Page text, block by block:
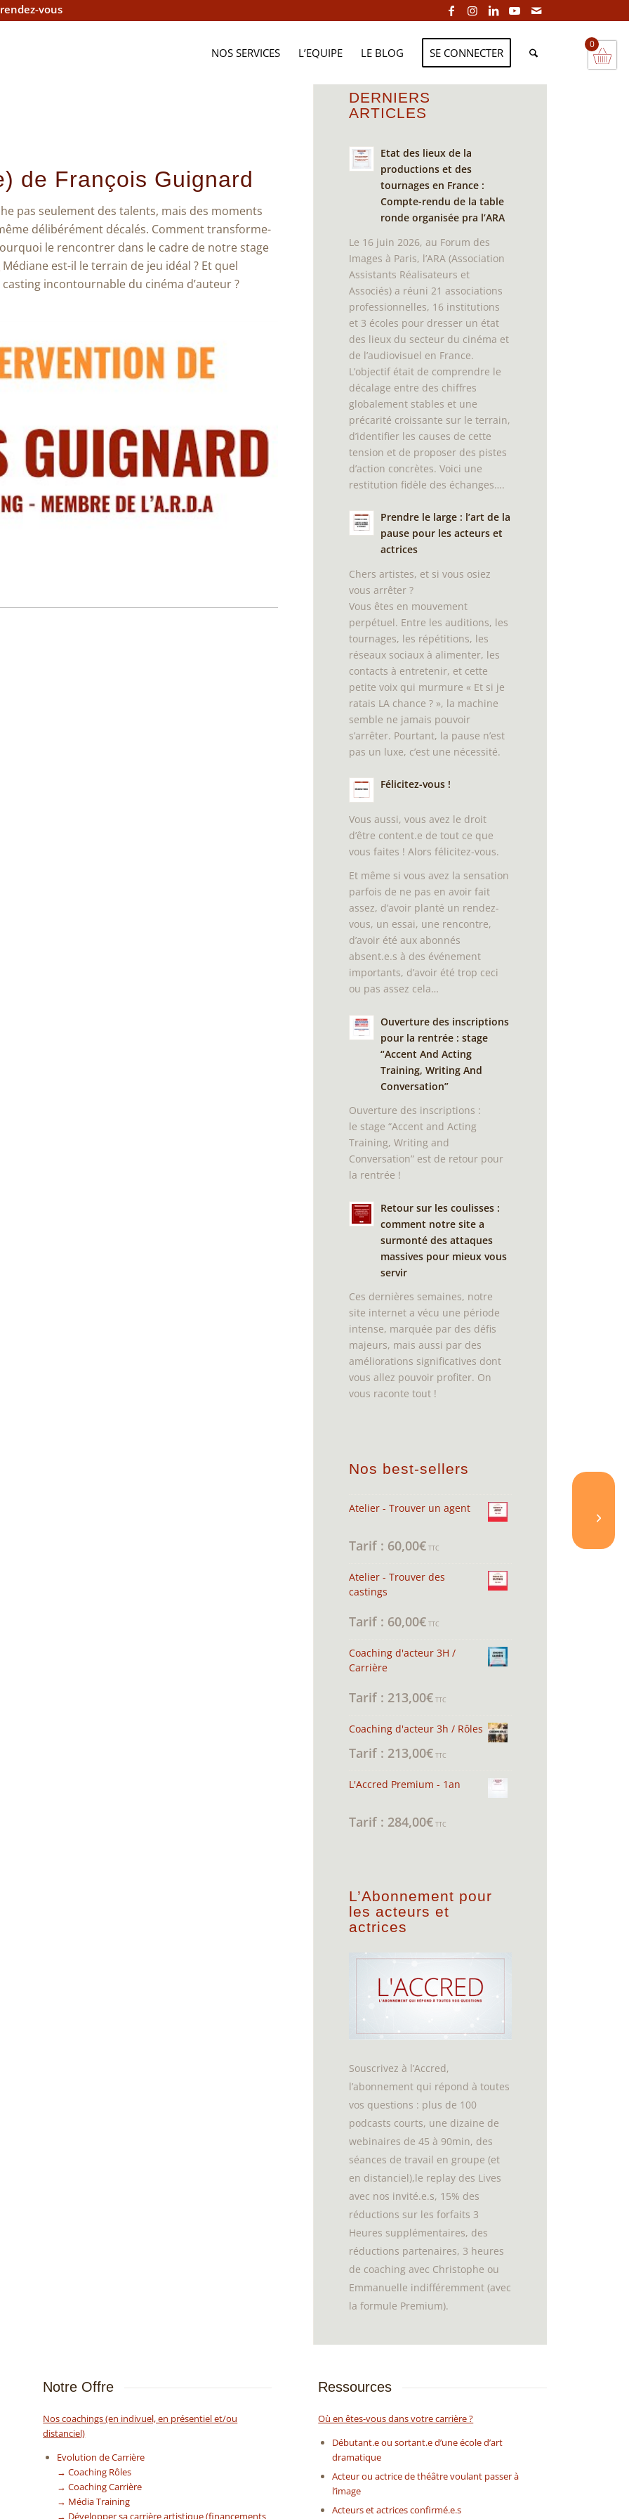
vous
NOS SERVICES L’EQUIPE LE BLOG SE CONNECTER
de François Guignard
pas seulement des talents, mais des moments
délibérément décalés. Comment transforme-
le rencontrer dans le cadre de notre stage
Médiane est-il le terrain de jeu idéal ? Et quel
incontournable du cinéma d’auteur ?
DERNIERS
ARTICLES
Etat des lieux de la
productions et des
tournages en France :
Compte-rendu de la table
ronde organisée pra l’ARA
Le 16 juin 2026, au Forum des
Images à Paris, l’ARA (Association
Assistants Réalisateurs et
Associés) a réuni 21 associations
professionnelles, 16 institutions
et 3 écoles pour dresser un état
des lieux du secteur du cinéma et
de l’audiovisuel en France.
L’objectif était de comprendre le
décalage entre des chiffres
globalement stables et une
précarité croissante sur le terrain,
d’identifier les causes de cette
tension et de proposer des pistes
d’action concrètes. Voici une
restitution fidèle des échanges….
Prendre le large : l’art de la
pause pour les acteurs et
actrices
Chers artistes, et si vous osiez
vous arrêter ?
Vous êtes en mouvement
perpétuel. Entre les auditions, les
tournages, les répétitions, les
réseaux sociaux à alimenter, les
contacts à entretenir, et cette
petite voix qui murmure « Et si je
ratais LA chance ? », la machine
semble ne jamais pouvoir
s’arrêter. Pourtant, la pause n’est
pas un luxe, c’est une nécessité.
Félicitez-vous !
Vous aussi, vous avez le droit
d’être content.e de tout ce que
vous faites ! Alors félicitez-vous.
Et même si vous avez la sensation
parfois de ne pas en avoir fait
assez, d’avoir planté un rendez-
vous, un essai, une rencontre,
d’avoir été aux abonnés
absent.e.s à des événement
importants, d’avoir été trop ceci
ou pas assez cela…
Ouverture des inscriptions
pour la rentrée : stage
“Accent And Acting
Training, Writing And
Conversation”
Ouverture des inscriptions :
le stage “Accent and Acting
Training, Writing and
Conversation” est de retour pour
la rentrée !
Retour sur les coulisses :
comment notre site a
surmonté des attaques
massives pour mieux vous
servir
Ces dernières semaines, notre
site internet a vécu une période
intense, marquée par des défis
majeurs, mais aussi par des
améliorations significatives dont
vous allez pouvoir profiter. On
vous raconte tout !
Nos best-sellers
Atelier - Trouver un agent
Note4.95sur 5
60,00€ TTC
Atelier - Trouver des
castings
Note4.94sur 5
60,00€ TTC
Coaching d'acteur 3H /
Carrière
Note5.00sur 5
213,00€ TTC
Coaching d'acteur 3h / Rôles
213,00€ TTC
L'Accred Premium - 1an
Note5.00sur 5
284,00€ TTC
L’Abonnement pour
les acteurs et
actrices
Souscrivez à l’Accred,
l’abonnement qui répond à toutes
vos questions : plus de 100
podcasts courts, une dizaine de
webinaires de 45 à 90min, des
séances de travail en groupe (et
en distanciel),le replay des Lives
avec nos invité.e.s, 15% des
réductions sur les forfaits 3
Heures supplémentaires, des
réductions partenaires, 3 heures
de coaching avec Christophe ou
Emmanuelle indifféremment (avec
la formule Premium).
Notre Offre
Nos coachings (en indivuel, en présentiel et/ou
distanciel)
Evolution de Carrière
→ Coaching Rôles
→ Coaching Carrière
→ Média Training
→ Développer sa carrière artistique (financements
Ressources
Où en êtes-vous dans votre carrière ?
Débutant.e ou sortant.e d’une école d’art
dramatique
Acteur ou actrice de théâtre voulant passer à
l’image
Acteurs et actrices confirmé.e.s
0